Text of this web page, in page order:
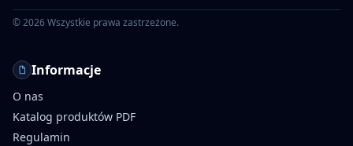
©2026Wszystkie prawa zastrzeżone.
Informacje
O nas
Katalog produktów PDF
Regulamin